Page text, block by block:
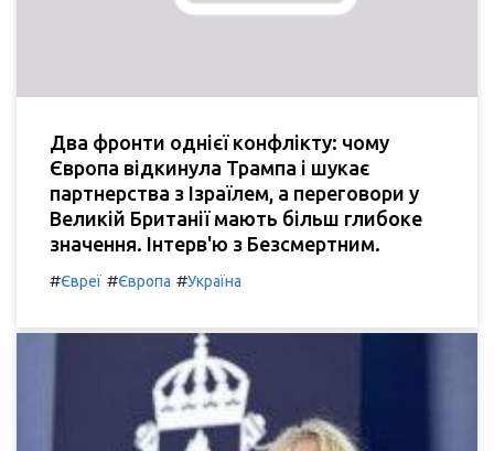
Два фронти однієї конфлікту: чому
Європа відкинула Трампа і шукає
партнерства з Ізраїлем, а переговори у
Великій Британії мають більш глибоке
значення. Інтерв'ю з Безсмертним.
#Євреї #Європа #Україна